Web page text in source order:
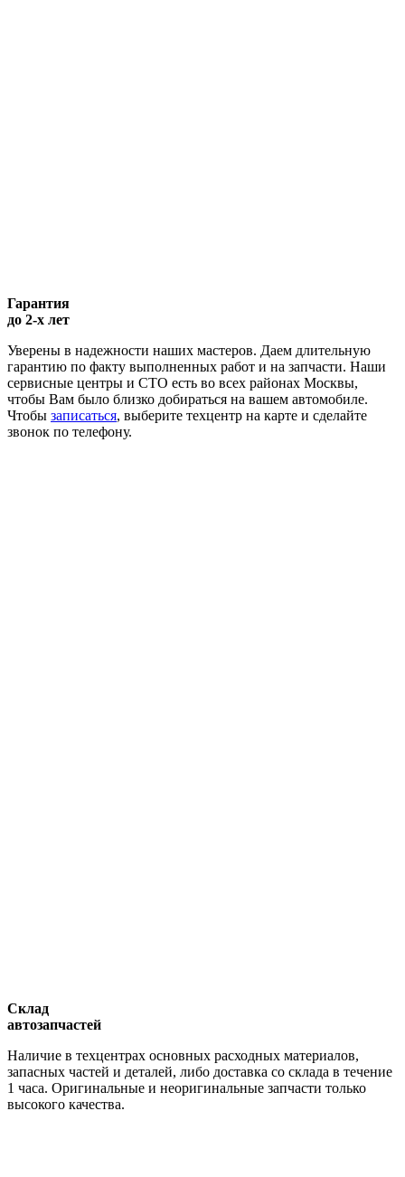
Гарантия
до 2-х лет
Уверены в надежности наших мастеров. Даем длительную
гарантию по факту выполненных работ и на запчасти. Наши
сервисные центры и СТО есть во всех районах Москвы,
чтобы Вам было близко добираться на вашем автомобиле.
Чтобы записаться, выберите техцентр на карте и сделайте
звонок по телефону.
Склад
автозапчастей
Наличие в техцентрах основных расходных материалов,
запасных частей и деталей, либо доставка со склада в течение
1 часа. Оригинальные и неоригинальные запчасти только
высокого качества.